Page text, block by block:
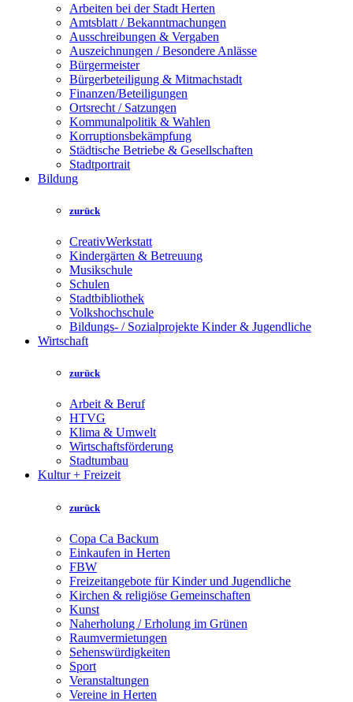
Arbeiten bei der Stadt Herten
Amtsblatt / Bekanntmachungen
Ausschreibungen & Vergaben
Auszeichnungen / Besondere Anlässe
Bürgermeister
Bürgerbeteiligung & Mitmachstadt
Finanzen/Beteiligungen
Ortsrecht / Satzungen
Kommunalpolitik & Wahlen
Korruptionsbekämpfung
Städtische Betriebe & Gesellschaften
Stadtportrait
Bildung
zurück
CreativWerkstatt
Kindergärten & Betreuung
Musikschule
Schulen
Stadtbibliothek
Volkshochschule
Bildungs- / Sozialprojekte Kinder & Jugendliche
Wirtschaft
zurück
Arbeit & Beruf
HTVG
Klima & Umwelt
Wirtschaftsförderung
Stadtumbau
Kultur + Freizeit
zurück
Copa Ca Backum
Einkaufen in Herten
FBW
Freizeitangebote für Kinder und Jugendliche
Kirchen & religiöse Gemeinschaften
Kunst
Naherholung / Erholung im Grünen
Raumvermietungen
Sehenswürdigkeiten
Sport
Veranstaltungen
Vereine in Herten